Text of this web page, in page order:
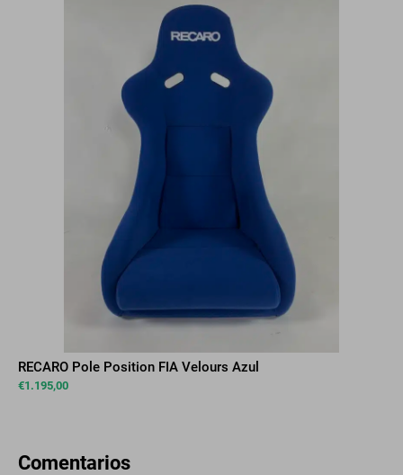
RECARO Pole Position FIA Velours Azul
€1.195,00
Comentarios